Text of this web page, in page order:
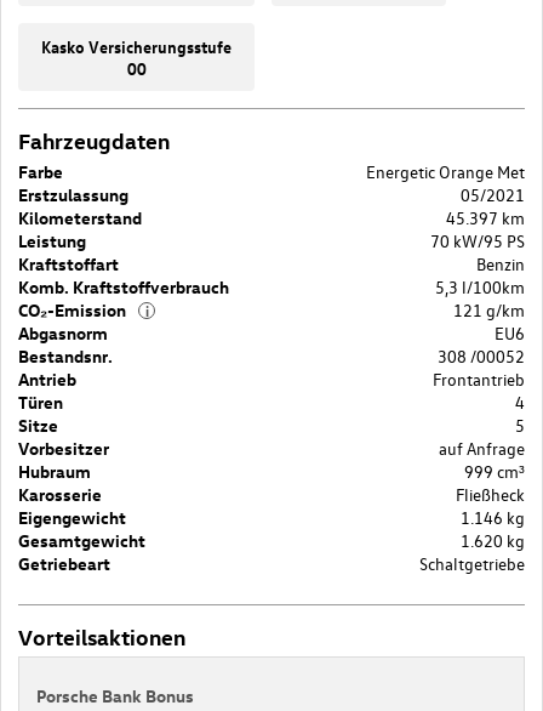
Kasko Versicherungsstufe
00
Fahrzeugdaten
Farbe
Energetic Orange Met
Erstzulassung
05/2021
Kilometerstand
45.397 km
Leistung
70 kW/95 PS
Kraftstoffart
Benzin
Komb. Kraftstoffverbrauch
5,3 l/100km
CO₂-Emission
i
121 g/km
Abgasnorm
EU6
Bestandsnr.
308 /00052
Antrieb
Frontantrieb
Türen
4
Sitze
5
Vorbesitzer
auf Anfrage
Hubraum
999 cm³
Karosserie
Fließheck
Eigengewicht
1.146 kg
Gesamtgewicht
1.620 kg
Getriebeart
Schaltgetriebe
Vorteilsaktionen
Porsche Bank Bonus